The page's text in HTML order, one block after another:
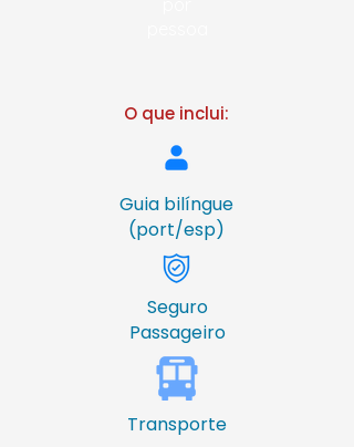
O que inclui:
Guia bilíngue
(port/esp)
Seguro
Passageiro
Transporte